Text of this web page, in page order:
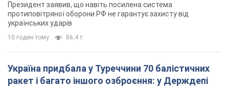
Президент заявив, що навіть посилена система
протиповітряної оборони РФ не гарантує захисту від
українських ударів
10 годин тому 86,4 т.
Україна придбала у Туреччини 70 балістичних
ракет і багато іншого озброєння: у Держдепі